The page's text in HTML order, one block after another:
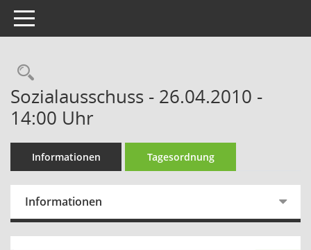
Toggle navigation
Sozialausschuss - 26.04.2010 -
14:00 Uhr
Informationen Tagesordnung
Informationen